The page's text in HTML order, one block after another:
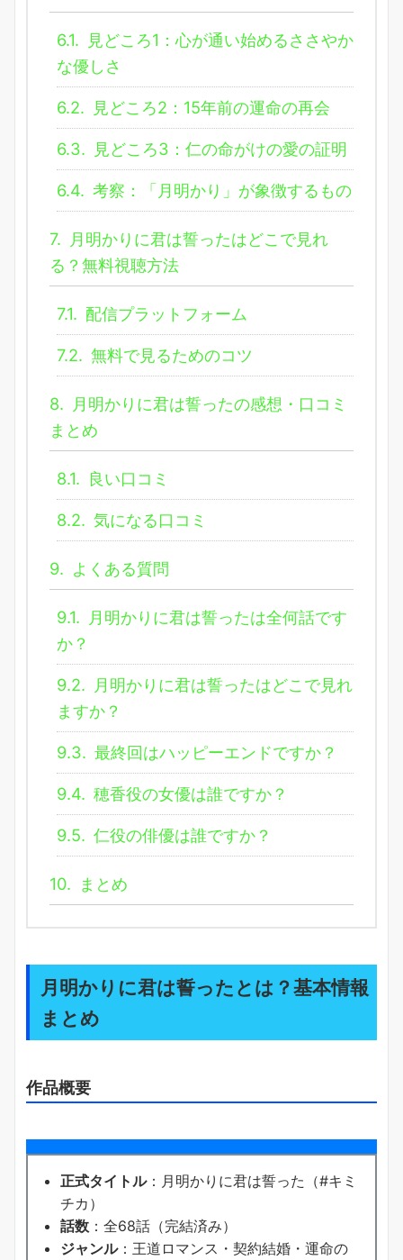
6.1. 見どころ1：心が通い始めるささやか
な優しさ
6.2. 見どころ2：15年前の運命の再会
6.3. 見どころ3：仁の命がけの愛の証明
6.4. 考察：「月明かり」が象徴するもの
7.
月明かりに君は誓ったはどこで見れ
る？無料視聴方法
7.1. 配信プラットフォーム
7.2. 無料で見るためのコツ
8.
月明かりに君は誓ったの感想・口コミ
まとめ
8.1. 良い口コミ
8.2. 気になる口コミ
9. よくある質問
9.1.
月明かりに君は誓ったは全何話です
か？
9.2.
月明かりに君は誓ったはどこで見れ
ますか？
9.3. 最終回はハッピーエンドですか？
9.4. 穂香役の女優は誰ですか？
9.5. 仁役の俳優は誰ですか？
10. まとめ
月明かりに君は誓ったとは？基本情報
まとめ
作品概要
正式タイトル：月明かりに君は誓った（#キミ
チカ）
話数 ：全68話（完結済み）
ジャンル：王道ロマンス・契約結婚・運命の